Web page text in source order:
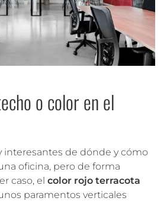
o color en el
interesantes de dónde y cómo
oficina, pero de forma
caso, el color rojo terracota
paramentos verticales